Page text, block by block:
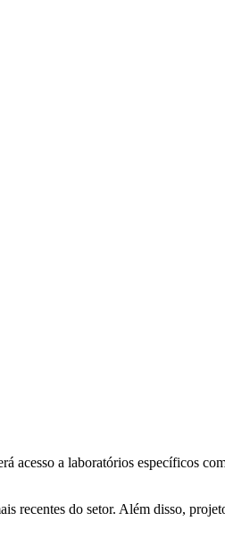
acesso a laboratórios específicos
recentes do setor. Além disso,